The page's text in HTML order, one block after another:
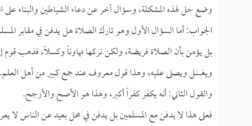
وضع حل لهذه المشكلة، وسؤال آخر عن دعاء الشياطين والبناء
الجواب: أما السؤال الأول وهو تارك الصلاة هل يدفن في مقابر
بل يؤمن بأن الصلاة فريضة، ولكن تركها تهاوناً وكسلاً، فذهب قوم
ويغسل ويصلى عليه، وهذا قول معروف عند جمع كبير من أهل العلم.
والقول الثاني: أنه يكفر كفراً أكبر، وهذا هو الأصح والأرجح.
فعلى هذا لا يدفن مع المسلمين بل يدفن في محل بعيد عن الناس لا